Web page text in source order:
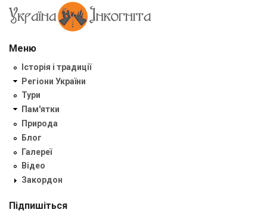
Меню
Історія і традиції
Регіони України
Тури
Пам'ятки
Природа
Блог
Галереї
Відео
Закордон
Підпишіться